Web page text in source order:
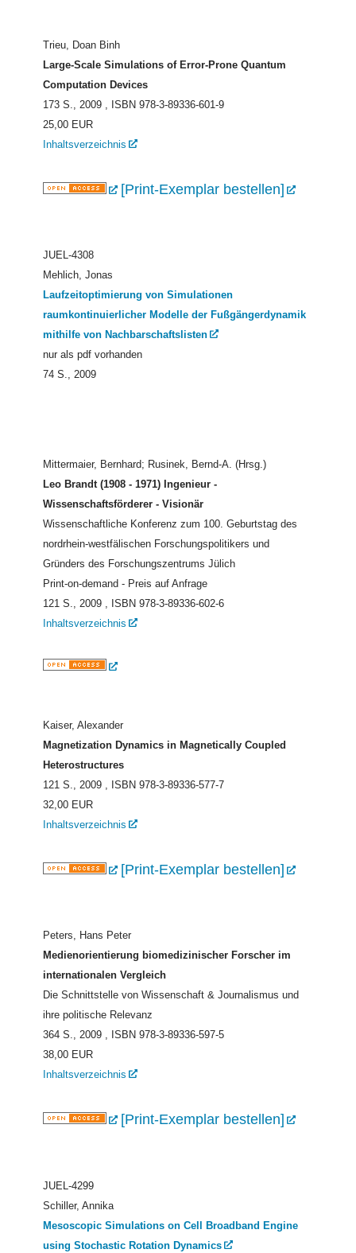
Trieu, Doan Binh
Large-Scale Simulations of Error-Prone Quantum
Computation Devices
173 S., 2009
, ISBN 978-3-89336-601-9
25,00 EUR
Inhaltsverzeichnis
[Print-Exemplar bestellen]
JUEL-4308
Mehlich, Jonas
Laufzeitoptimierung von Simulationen
raumkontinuierlicher Modelle der Fußgängerdynamik
mithilfe von Nachbarschaftslisten
nur als pdf vorhanden
74 S., 2009
Mittermaier, Bernhard; Rusinek, Bernd-A. (Hrsg.)
Leo Brandt (1908 - 1971) Ingenieur -
Wissenschaftsförderer - Visionär
Wissenschaftliche Konferenz zum 100. Geburtstag des
nordrhein-westfälischen Forschungspolitikers und
Gründers des Forschungszentrums Jülich
Print-on-demand - Preis auf Anfrage
121 S., 2009 , ISBN 978-3-89336-602-6
Inhaltsverzeichnis
Kaiser, Alexander
Magnetization Dynamics in Magnetically Coupled
Heterostructures
121 S., 2009 , ISBN 978-3-89336-577-7
32,00 EUR
Inhaltsverzeichnis
[Print-Exemplar bestellen]
Peters, Hans Peter
Medienorientierung biomedizinischer Forscher im
internationalen Vergleich
Die Schnittstelle von Wissenschaft & Journalismus und
ihre politische Relevanz
364 S., 2009 , ISBN 978-3-89336-597-5
38,00 EUR
Inhaltsverzeichnis
[Print-Exemplar bestellen]
JUEL-4299
Schiller, Annika
Mesoscopic Simulations on Cell Broadband Engine
using Stochastic Rotation Dynamics